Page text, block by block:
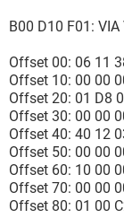
B00 D10 F01:
Offset 00: 06 11
Offset 10: 00 00
Offset 20: 01 D8
Offset 30: 00 00
Offset 40: 40 12
Offset 50: 00 00
Offset 60: 10 00
Offset 70: 00 00
Offset 80: 01 00